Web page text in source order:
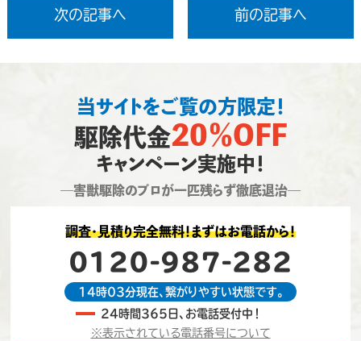
次の記事へ 前の記事へ
当サイトをご覧の方限定！
駆除代金20％OFF
キャンペーン実施中！
―害獣駆除のプロが一匹残らず徹底退治―
調査・見積り完全無料！まずはお電話から！
0120-987-282
14時03分現在、繋がりやすい状態です。
24時間365日、お電話受付中！
※表示されている電話番号について